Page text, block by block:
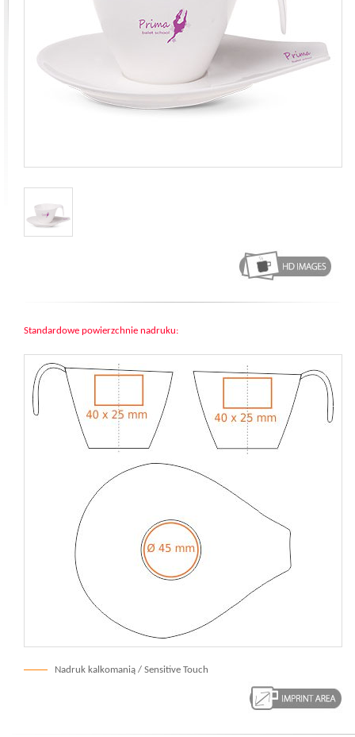
Standardowe powierzchnie nadruku:
Nadruk kalkomanią / Sensitive Touch